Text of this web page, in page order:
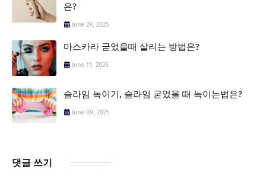
은?
June 29, 2025
마스카라 굳었을때 살리는 방법은?
June 11, 2025
슬라임 녹이기, 슬라임 굳었을 때 녹이는법은?
June 09, 2025
댓글 쓰기